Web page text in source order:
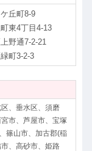
丘町8-9
東4丁目4-13
野通7-2-21
町3-2-3
、垂水区、須磨
市、芦屋市、宝塚
篠山市、加古郡(稲
、高砂市、姫路